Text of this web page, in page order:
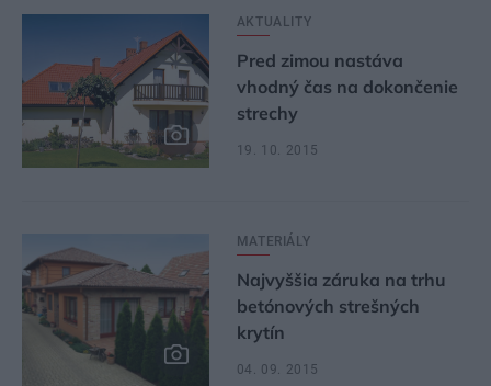
AKTUALITY
Pred zimou nastáva
vhodný čas na dokončenie
strechy
19. 10. 2015
MATERIÁLY
Najvyššia záruka na trhu
betónových strešných
krytín
04. 09. 2015